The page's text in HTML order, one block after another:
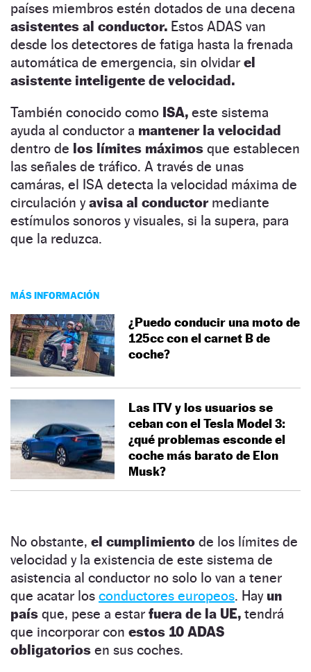
países miembros estén dotados de una decena
asistentes al conductor. Estos ADAS van
desde los detectores de fatiga hasta la frenada
automática de emergencia, sin olvidar el
asistente inteligente de velocidad.
También conocido como ISA, este sistema
ayuda al conductor a mantener la velocidad
dentro de los límites máximos que establecen
las señales de tráfico. A través de unas
camáras, el ISA detecta la velocidad máxima de
circulación yavisa al conductor mediante
estímulos sonoros y visuales, si la supera, para
que la reduzca.
MÁS INFORMACIÓN
¿Puedo conducir una moto de
125cc con el carnet B de
coche?
Las ITV y los usuarios se
ceban con el Tesla Model 3:
¿qué problemas esconde el
coche más barato de Elon
Musk?
No obstante, el cumplimiento de los límites de
velocidad y la existencia de este sistema de
asistencia al conductor no solo lo van a tener
que acatar los conductores europeos. Hay un
país que, pese a estar fuera de la UE, tendrá
que incorporar con estos 10 ADAS
obligatorios en sus coches.